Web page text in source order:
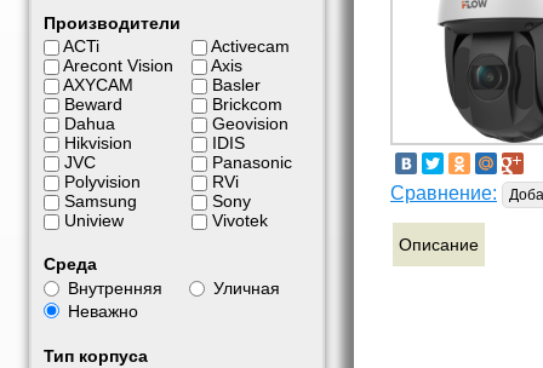
Производители
ACTi
Arecont Vision
AXYCAM
Beward
Dahua
Hikvision
JVC
Polyvision
Samsung
Uniview
Activecam
Axis
Basler
Brickcom
Geovision
IDIS
Panasonic
RVi
Sony
Vivotek
Среда
Внутренняя
Уличная
Неважно
Тип корпуса
Сравнение:
Описание